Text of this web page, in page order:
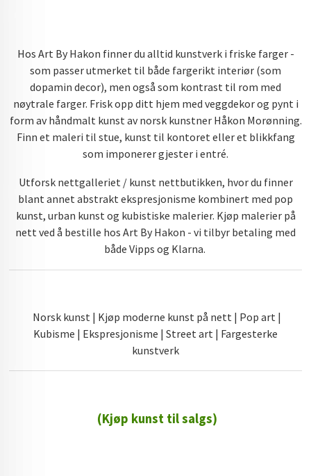
Hos Art By Hakon finner du alltid kunstverk i friske farger -
som passer utmerket til både fargerikt interiør (som
dopamin decor), men også som kontrast til rom med
nøytrale farger. Frisk opp ditt hjem med veggdekor og pynt i
form av håndmalt kunst av norsk kunstner Håkon Morønning.
Finn et maleri til stue, kunst til kontoret eller et blikkfang
som imponerer gjester i entré.
Utforsk nettgalleriet / kunst nettbutikken, hvor du finner
blant annet abstrakt ekspresjonisme kombinert med pop
kunst, urban kunst og kubistiske malerier. Kjøp malerier på
nett ved å bestille hos Art By Hakon - vi tilbyr betaling med
både Vipps og Klarna.
Norsk kunst | Kjøp moderne kunst på nett | Pop art |
Kubisme | Ekspresjonisme | Street art | Fargesterke
kunstverk
(Kjøp kunst til salgs)